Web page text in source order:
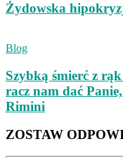
Żydowska
Blog
Szybką śmierć z
racz nam dać
Rimini
ZOSTAW